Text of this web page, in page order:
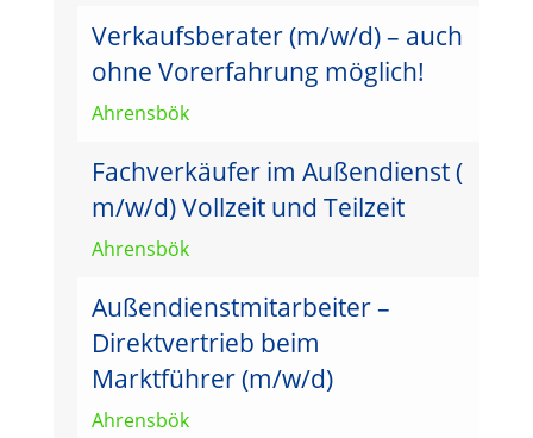
Verkaufsberater (m/w/d) – auch
ohne Vorerfahrung möglich!
Ahrensbök
Fachverkäufer im Außendienst (
m/w/d) Vollzeit und Teilzeit
Ahrensbök
Außendienstmitarbeiter –
Direktvertrieb beim
Marktführer (m/w/d)
Ahrensbök